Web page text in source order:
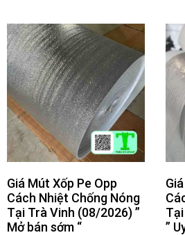
Giá Mút Xốp Pe Opp
Cách Nhiệt Chống Nóng
Tại Trà Vinh (08/2026) ”
Mở bán sớm “
”